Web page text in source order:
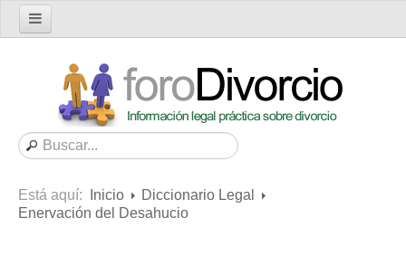
Foro
Nuevo tema
Buscar en el foro
Mensajes recientes
Está aquí: Inicio
Diccionario Legal
Enervación del Desahucio